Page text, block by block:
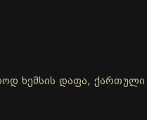
ხემსის დაფა,